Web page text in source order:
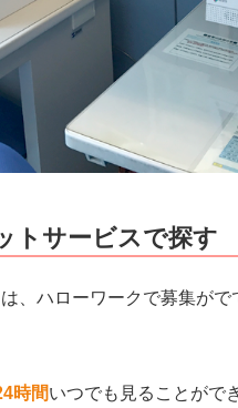
トサービスで探す
、ハローワークで募集が
時間いつでも見ることがで